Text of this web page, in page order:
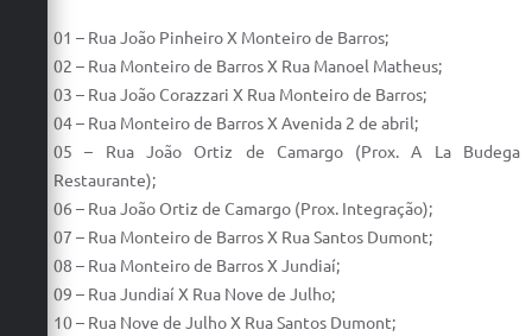
01 – Rua João Pinheiro X Monteiro de Barros;
02 – Rua Monteiro de Barros X Rua Manoel Matheus;
03 – Rua João Corazzari X Rua Monteiro de Barros;
04 – Rua Monteiro de Barros X Avenida 2 de abril;
05 – Rua João Ortiz de Camargo (Prox. A La Budega
Restaurante);
06 – Rua João Ortiz de Camargo (Prox. Integração);
07 – Rua Monteiro de Barros X Rua Santos Dumont;
08 – Rua Monteiro de Barros X Jundiaí;
09 – Rua Jundiaí X Rua Nove de Julho;
10 – Rua Nove de Julho X Rua Santos Dumont;